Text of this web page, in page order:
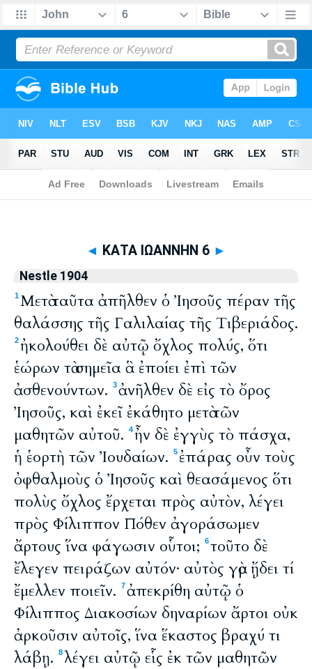
Biblia> Nestle 1904 > ΚΑΤΑ ΙΩΑΝΝΗΝ 6
◄ ΚΑΤΑ ΙΩΑΝΝΗΝ 6 ►
Nestle 1904
1Μετὰ ταῦτα ἀπῆλθεν ὁ Ἰησοῦς πέραν τῆς
θαλάσσης τῆς Γαλιλαίας τῆς Τιβεριάδος.
2ἠκολούθει δὲ αὐτῷ ὄχλος πολύς, ὅτι
ἑώρων τὰ σημεῖα ἃ ἐποίει ἐπὶ τῶν
ἀσθενούντων.
3ἀνῆλθεν δὲ εἰς τὸ ὄρος
Ἰησοῦς, καὶ ἐκεῖ ἐκάθητο μετὰ τῶν
μαθητῶν αὐτοῦ.
4ἦν δὲ ἐγγὺς τὸ πάσχα,
ἡ ἑορτὴ τῶν Ἰουδαίων.
5 ἐπάρας οὖν τοὺς
ὀφθαλμοὺς ὁ Ἰησοῦς καὶ θεασάμενος ὅτι
πολὺς ὄχλος ἔρχεται πρὸς αὐτὸν, λέγει
πρὸς Φίλιππον Πόθεν ἀγοράσωμεν
ἄρτους ἵνα φάγωσιν οὗτοι;
6τοῦτο δὲ
ἔλεγεν πειράζων αὐτόν· αὐτὸς γὰρ ᾔδει τί
ἔμελλεν ποιεῖν.
7ἀπεκρίθη αὐτῷ ὁ
Φίλιππος Διακοσίων δηναρίων ἄρτοι οὐκ
ἀρκοῦσιν αὐτοῖς, ἵνα ἕκαστος βραχύ τι
λάβῃ.
8λέγει αὐτῷ εἷς ἐκ τῶν μαθητῶν